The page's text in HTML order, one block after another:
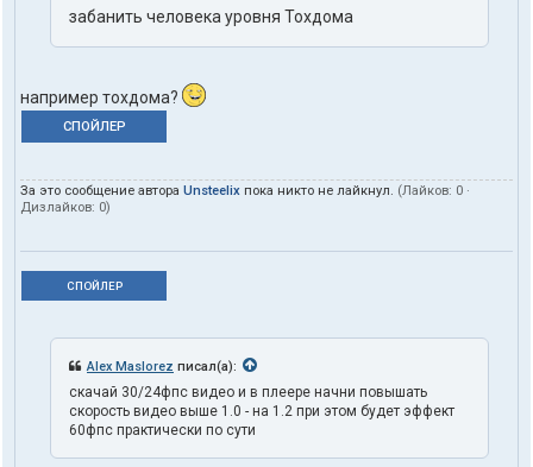
забанить человека уровня Тохдома
например тохдома?
СПОЙЛЕР
За это сообщение автора Unsteelix пока никто не лайкнул. (Лайков: 0 ·
Дизлайков: 0)
СПОЙЛЕР
Alex Maslorez писал(а):
скачай 30/24фпс видео и в плеере начни повышать
скорость видео выше 1.0 - на 1.2 при этом будет эффект
60фпс практически по сути